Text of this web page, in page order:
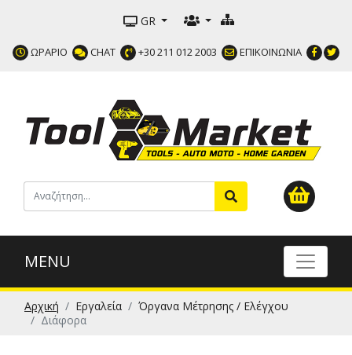
GR
ΩΡΑΡΙΟ CHAT +30 211 012 2003 ΕΠΙΚΟΙΝΩΝΙΑ
MENU
Αρχική Εργαλεία
Όργανα Μέτρησης / Ελέγχου
Διάφορα